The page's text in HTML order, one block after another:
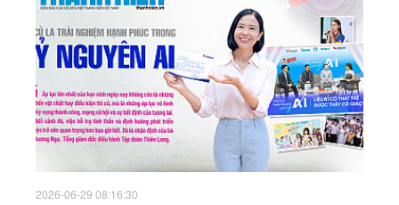
2026-06-29 08:16:30